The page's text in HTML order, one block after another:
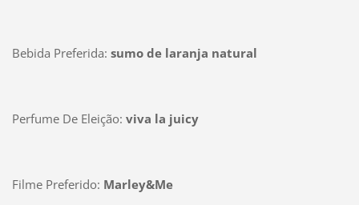
Bebida Preferida: sumo de laranja natural
Perfume De Eleição: viva la juicy
Filme Preferido: Marley&Me